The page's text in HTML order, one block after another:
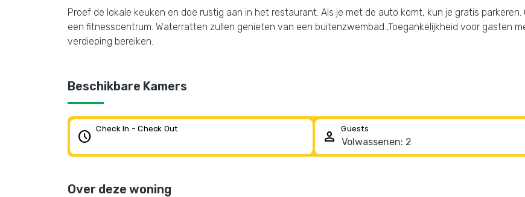
Proef de lokale keuken en doe rustig aan in het restaurant. Als je met de auto komt, kun je gratis
een fitnesscentrum. Waterratten zullen genieten van een buitenzwembad.,Toegankelijkheid voor gasten
verdieping bereiken.
Beschikbare Kamers
schedule Check In - Check Out person Guests
Over deze woning